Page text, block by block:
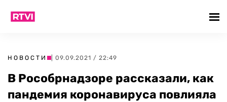
НОВОСТИ | 09.09.2021 / 22:49
В Рособрнадзоре рассказали, как
пандемия коронавируса повлияла